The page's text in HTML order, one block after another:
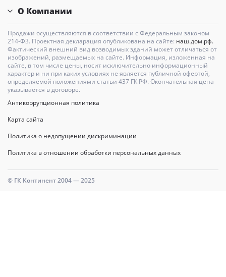
О Компании
Продажи осуществляются в соответствии с Федеральным законом
214-Ф3. Проектная декларация опубликована на сайте: наш.дом.рф.
Фактический внешний вид возводимых зданий может отличаться от
изображений, размещаемых на сайте. Информация, изложенная на
сайте, в том числе цены, носит исключительно информационный
характер и ни при каких условиях не является публичной офертой,
определяемой положениями статьи 437 ГК РФ. Окончательная цена
указывается в договоре.
Антикоррупционная политика
Карта сайта
Политика о недопущении дискриминации
Политика в отношении обработки персональных данных
© ГК Континент 2004 — 2025